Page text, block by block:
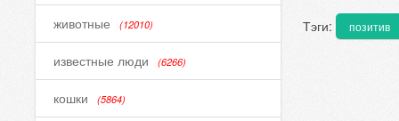
животные (12010)
известные люди (6266)
кошки (5864)
Тэги: позитив